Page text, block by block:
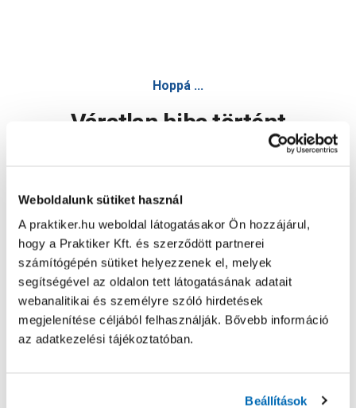
Weboldalunk sütiket használ
A praktiker.hu weboldal látogatásakor Ön hozzájárul,
hogy a Praktiker Kft. és szerződött partnerei
számítógépén sütiket helyezzenek el, melyek
segítségével az oldalon tett látogatásának adatait
webanalitikai és személyre szóló hirdetések
megjelenítése céljából felhasználják. Bővebb információ
az adatkezelési tájékoztatóban.
Beállítások
Hoppá ...
Váratlan hiba történt
Oldal újratöltése